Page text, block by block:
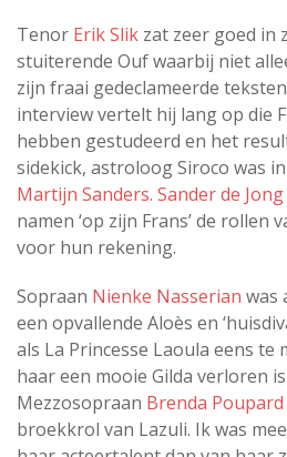
Tenor Erik Slik zat zeer goed in
stuiterende Ouf waarbij niet
zijn fraai gedeclameerde
interview vertelt hij lang op die
hebben gestudeerd en het
sidekick, astroloog Siroco was
Martijn Sanders. Sander de Jong
namen ‘op zijn Frans’ de rollen
voor hun rekening.
Sopraan Nienke Nasserian was
een opvallende Aloès en
als La Princesse Laoula eens te
haar een mooie Gilda verloren
Mezzosopraan Brenda Poupard
broekkrol van Lazuli. Ik was